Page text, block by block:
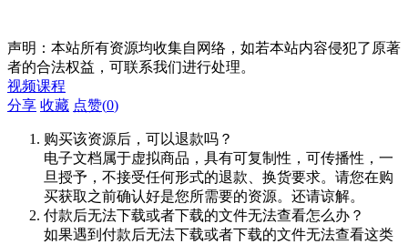
声明：本站所有资源均收集自网络，如若本站内容侵犯了原著
者的合法权益，可联系我们进行处理。
视频课程
分享 收藏 点赞(0)
购买该资源后，可以退款吗？
电子文档属于虚拟商品，具有可复制性，可传播性，一
旦授予，不接受任何形式的退款、换货要求。请您在购
买获取之前确认好是您所需要的资源。还请谅解。
付款后无法下载或者下载的文件无法查看怎么办？
如果遇到付款后无法下载或者下载的文件无法查看这类